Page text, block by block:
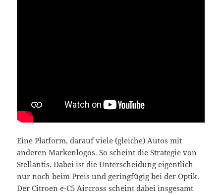
Eine Platform, darauf viele (gleiche) Autos mit
anderen Markenlogos. So scheint die Strategie von
Stellantis. Dabei ist die Unterscheidung eigentlich
nur noch beim Preis und geringfügig bei der Optik.
Der Citroen e-C5 Aircross scheint dabei insgesamt